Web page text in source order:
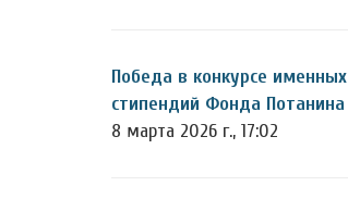
Победа в конкурсе именных
стипендий Фонда Потанина
8 марта 2026 г., 17:02